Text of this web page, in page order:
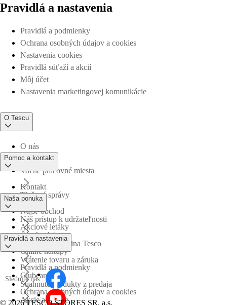
Pravidlá a nastavenia
Pravidlá a podmienky
Ochrana osobných údajov a cookies
Nastavenia cookies
Pravidlá súťaží a akcií
Môj účet
Nastavenia marketingovej komunikácie
O Tescu
O nás
Voľné pracovné miesta
Tlačové správy
Náš prístup k udržateľnosti
Obchodná skupina Tesco
Pomoc a kontakt
Kontakt
Nájsť obchod
Časté otázky
Vrátenie tovaru a záruka
Stiahnuté produkty z predaja
Naša ponuka
Akciové letáky
Online nákupy
Clubcard
Akcie a súťaže
Pravidlá a nastavenia
Pravidlá a podmienky
Ochrana osobných údajov a cookies
Sledujte nás
© 2026 TESCO STORES SR, a.s.